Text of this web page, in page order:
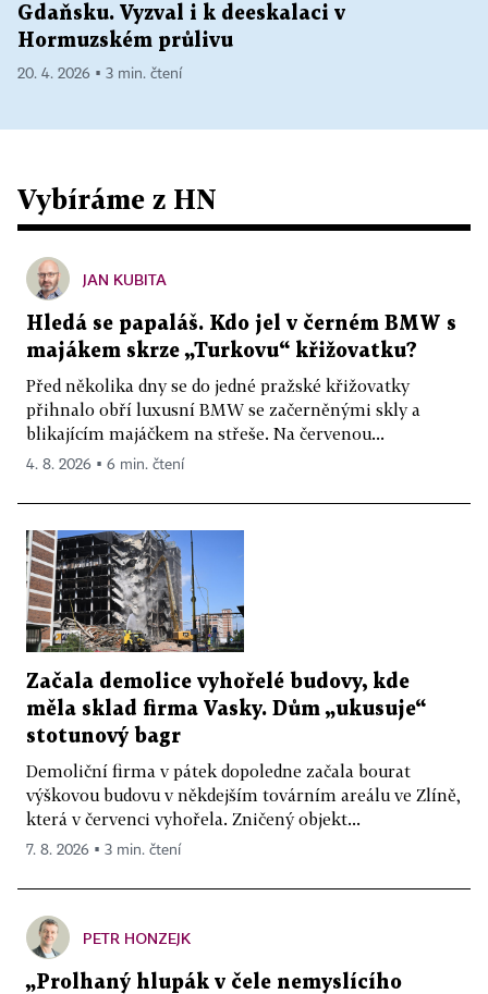
Gdaňsku. Vyzval i k deeskalaci v
Hormuzském průlivu
20. 4. 2026 ▪ 3 min. čtení
Vybíráme z HN
JAN KUBITA
Hledá se papaláš. Kdo jel v černém BMW s
majákem skrze „Turkovu“ křižovatku?
Před několika dny se do jedné pražské křižovatky
přihnalo obří luxusní BMW se začerněnými skly a
blikajícím majáčkem na střeše. Na červenou...
4. 8. 2026 ▪ 6 min. čtení
Začala demolice vyhořelé budovy, kde
měla sklad firma Vasky. Dům „ukusuje“
stotunový bagr
Demoliční firma v pátek dopoledne začala bourat
výškovou budovu v někdejším továrním areálu ve Zlíně,
která v červenci vyhořela. Zničený objekt...
7. 8. 2026 ▪ 3 min. čtení
PETR HONZEJK
„Prolhaný hlupák v čele nemyslícího